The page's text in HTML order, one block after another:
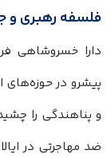
فلسفه رهبری و
دارا خسروشاهی
پیشرو در حوزه‌های
و پناهندگی را
ضد مهاجرتی در